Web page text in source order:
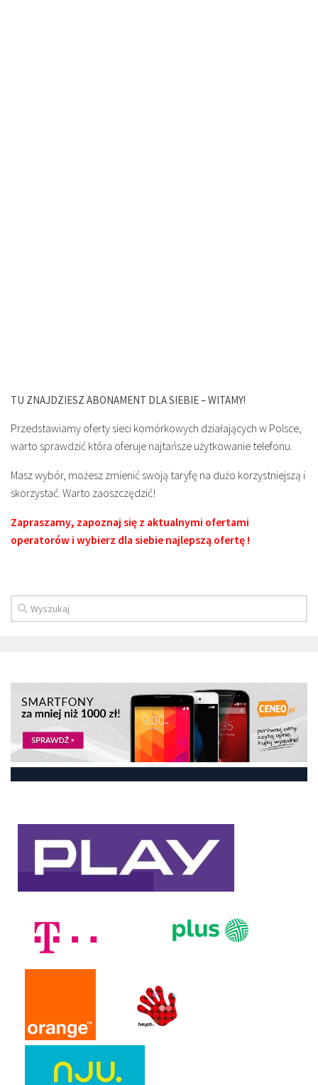
TU ZNAJDZIESZ ABONAMENT DLA SIEBIE – WITAMY!
Przedstawiamy oferty sieci komórkowych działających w Polsce,
warto sprawdzić która oferuje najtańsze użytkowanie telefonu.
Masz wybór, możesz zmienić swoją taryfę na dużo korzystniejszą i
skorzystać. Warto zaoszczędzić!
Zapraszamy, zapoznaj się z aktualnymi ofertami
operatorów i wybierz dla siebie najlepszą ofertę !